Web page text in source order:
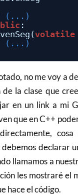
(...)
:
volatile
(...)
no me voy a
de la clase que
en un link a mi
que en C++
declarar
llamamos a
les mostraré el
hace el código.